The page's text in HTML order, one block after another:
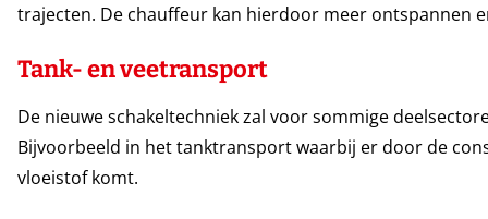
trajecten. De chauffeur kan hierdoor meer ontspannen
Tank- en veetransport
De nieuwe schakeltechniek zal voor sommige
Bijvoorbeeld in het tanktransport waarbij er door de
vloeistof komt.